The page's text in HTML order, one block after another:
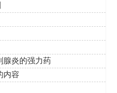
腺炎的强力药
内容